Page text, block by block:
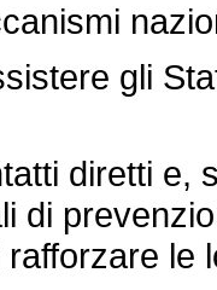
gli
diretti e,
di
le